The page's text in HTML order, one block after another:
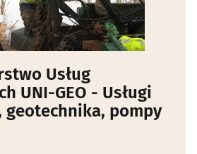
Usług
UNI-GEO - Usługi
geotechnika, pompy